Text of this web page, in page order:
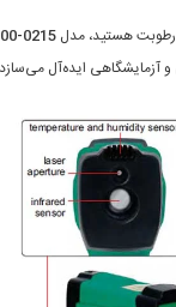
رطوبت هستید، مدل 0215-A900
و آزمایشگاهی ایده‌آل